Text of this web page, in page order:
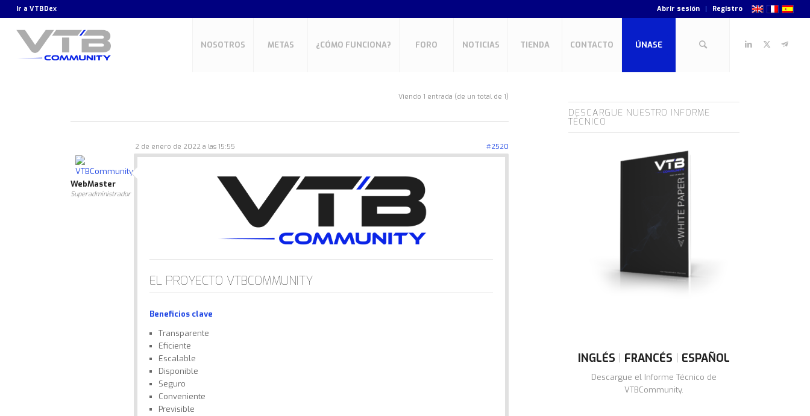
Abrir sesión Registro
Ir a VTBDex
NOSOTROS METAS ¿CÓMO FUNCIONA? FORO NOTICIAS TIENDA CONTACTO ÚNASE
Viendo 1 entrada (de un total de 1)
2 de enero de 2022 a las 15:55 #2520
WebMaster
Superadministrador
EL PROYECTO VTBCOMMUNITY
Beneficios clave
Transparente
Eficiente
Escalable
Disponible
Seguro
Conveniente
Previsible
DESCARGUE NUESTRO INFORME
TÉCNICO
INGLÉS | FRANCÉS | ESPAÑOL
Descargue el Informe Técnico de
VTBCommunity.